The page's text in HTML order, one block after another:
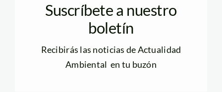
Suscríbete a nuestro
boletín
Recibirás las noticias de Actualidad
Ambiental en tu buzón